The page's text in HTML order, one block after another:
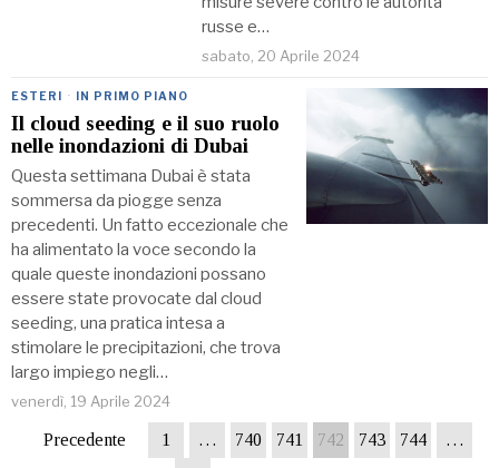
russe e…
sabato, 20 Aprile 2024
ESTERI · IN PRIMO PIANO
Il cloud seeding e il suo ruolo
nelle inondazioni di Dubai
Questa settimana Dubai è stata
sommersa da piogge senza
precedenti. Un fatto eccezionale che
ha alimentato la voce secondo la
quale queste inondazioni possano
essere state provocate dal cloud
seeding, una pratica intesa a
stimolare le precipitazioni, che trova
largo impiego negli…
venerdì, 19 Aprile 2024
Precedente 1 … 740 741 742 743 744
…